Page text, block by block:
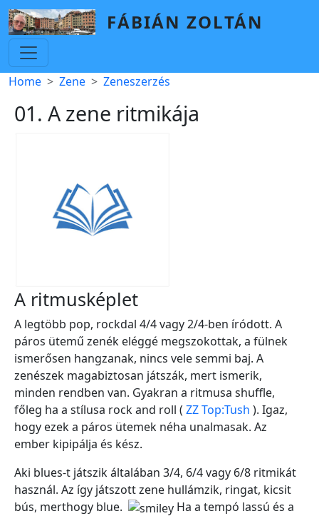
Skip to main content
FÁBIÁN ZOLTÁN
Breadcrumb
Home Zene Zeneszerzés
01. A zene ritmikája
A ritmusképlet
A legtöbb pop, rockdal 4/4 vagy 2/4-ben íródott. A
páros ütemű zenék eléggé megszokottak, a fülnek
ismerősen hangzanak, nincs vele semmi baj. A
zenészek magabiztosan játszák, mert ismerik,
minden rendben van. Gyakran a ritmusa shuffle,
főleg ha a stílusa rock and roll ( ZZ Top:Tush ). Igaz,
hogy ezek a páros ütemek néha unalmasak. Az
ember kipipálja és kész.
Aki blues-t játszik általában 3/4, 6/4 vagy 6/8 ritmikát
használ. Az így játszott zene hullámzik, ringat, kicsit
bús, merthogy blue.
Ha a tempó lassú és a